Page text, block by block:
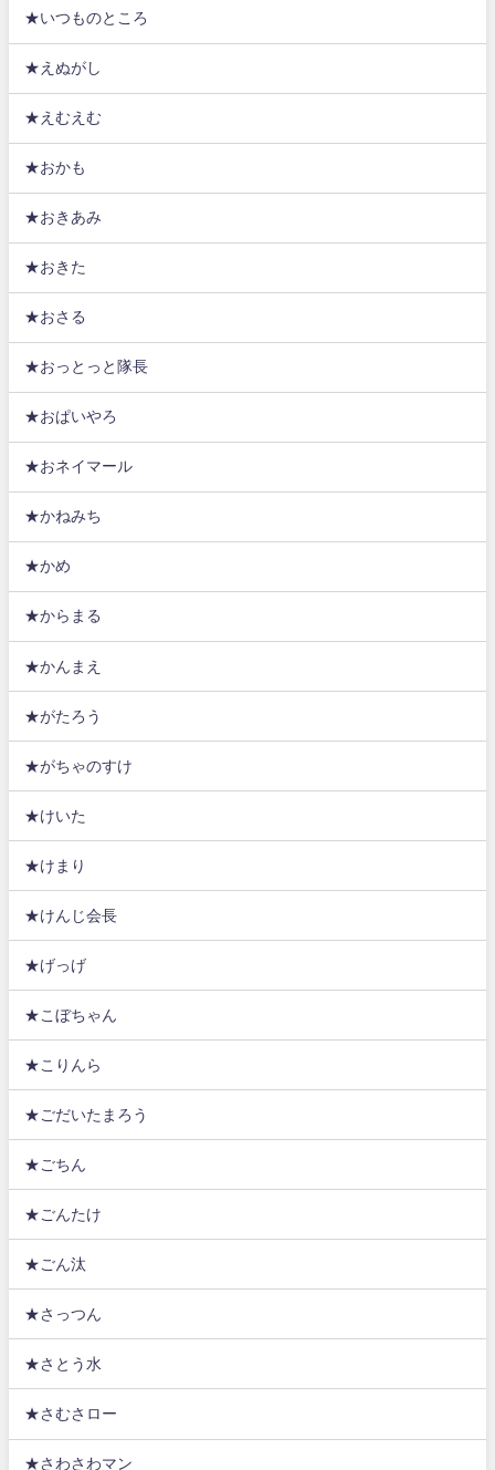
★いつものところ
★えぬがし
★えむえむ
★おかも
★おきあみ
★おきた
★おさる
★おっとっと隊長
★おぱいやろ
★おネイマール
★かねみち
★かめ
★からまる
★かんまえ
★がたろう
★がちゃのすけ
★けいた
★けまり
★けんじ会長
★げっげ
★こぼちゃん
★こりんら
★ごだいたまろう
★ごちん
★ごんたけ
★ごん汰
★さっつん
★さとう水
★さむさロー
★さわさわマン